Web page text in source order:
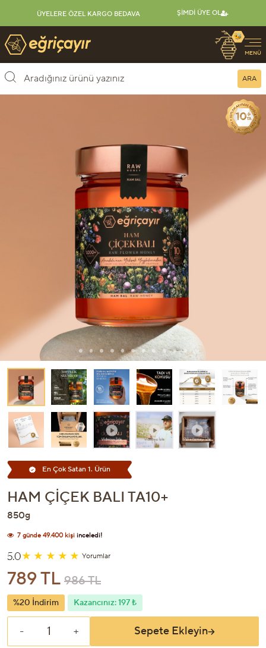
ÜYELERE ÖZEL KARGO BEDAVA ŞIMDI ÜYE OL
Eğriçayır Organik Arı Ürünleri 🐝
MENÜ
ARA
En Çok Satan 1. Ürün
HAM ÇIÇEK BALI TA10+
850g
5.0 Yorumlar
789 TL 986 TL
%20 İndirim Kazancınız: 197 ₺
- + Sepete Ekleyin